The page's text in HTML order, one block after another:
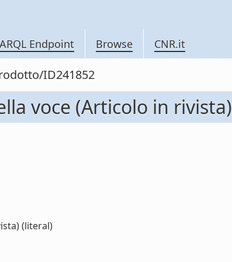
Endpoint Browse CNR.it
ID241852
voce (Articolo in rivista)
(literal)